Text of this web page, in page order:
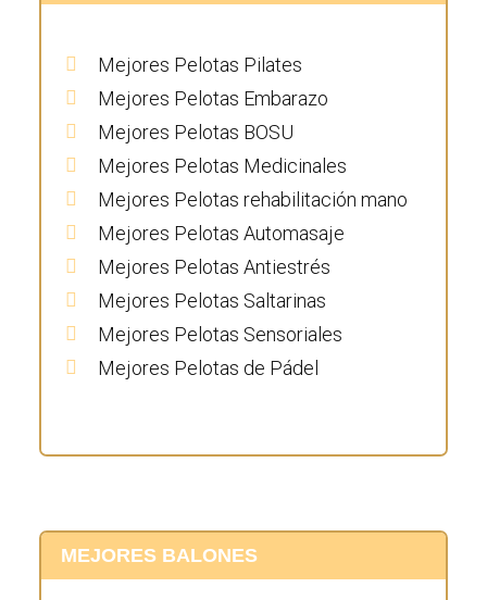
Mejores Pelotas Pilates
Mejores Pelotas Embarazo
Mejores Pelotas BOSU
Mejores Pelotas Medicinales
Mejores Pelotas rehabilitación mano
Mejores Pelotas Automasaje
Mejores Pelotas Antiestrés
Mejores Pelotas Saltarinas
Mejores Pelotas Sensoriales
Mejores Pelotas de Pádel
MEJORES BALONES